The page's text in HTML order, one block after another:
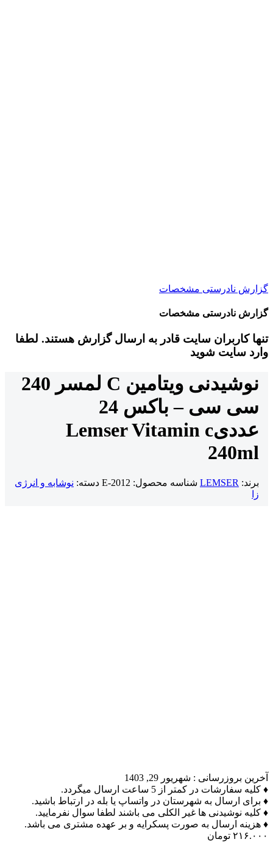
گزارش نادرستی مشخصات
گزارش نادرستی مشخصات
تنها کاربران سایت قادر به ارسال گزارش هستند. لطفا
وارد سایت شوید
نوشیدنی ویتامین C لمسر 240
سی سی – باکس 24
عددیLemser Vitamin c
240ml
برند: LEMSER شناسه محصول: E-2012 دسته: نوشابه و انرژی
زا
آخرین بروزرسانی : شهریور 29, 1403
♦ کلیه سفارشات در کمتر از 5 ساعت ارسال میگردد.
♦ برای ارسال به شهرستان در واتساپ یا بله در ارتباط باشید.
♦ کلیه نوشیدنی ها غیر الکلی می باشند لطفا سوال نفرمایید.
♦ هزینه ارسال به صورت پسکرایه و بر عهده مشتری می باشد.
۲۱۶.۰۰۰ تومان